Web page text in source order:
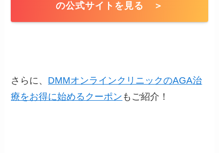
の公式サイトを見る ＞
さらに、 DMMオンラインクリニックのAGA治
療をお得に始めるクーポンもご紹介！